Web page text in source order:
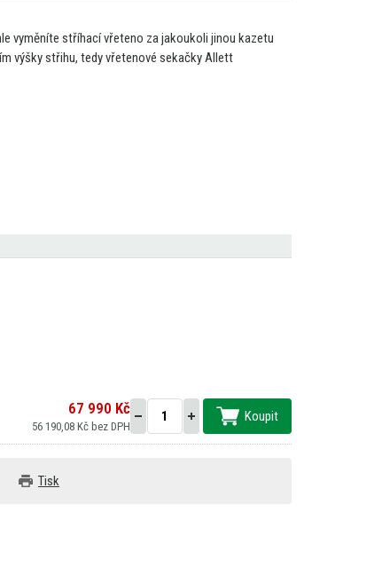
vyměníte stříhací vřeteno zajakoukoli jinou kazetu
výšky střihu, tedy vřetenové sekačky Allett
67 990 Kč
56 190,08 Kč bez DPH
Koupit
Tisk